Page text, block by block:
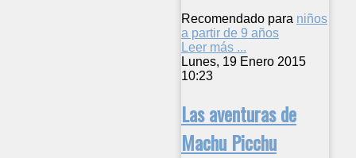
Recomendado para niños
a partir de 9 años
Leer más ...
Lunes, 19 Enero 2015
10:23
Las aventuras de
Machu Picchu